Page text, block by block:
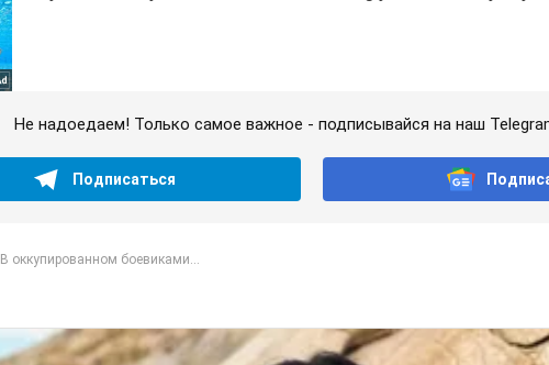
Не надоедаем! Только самое важное - подписывайся на наш
Подписаться
В оккупированном боевиками...